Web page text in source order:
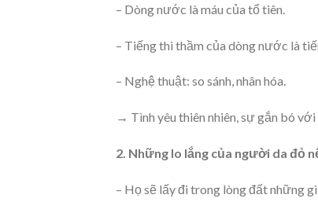
– Dòng nước là máu của tổ tiên.
– Tiếng thì thầm của dòng nước là
– Nghệ thuật: so sánh, nhân hóa.
→ Tình yêu thiên nhiên, sự gắn bó
2. Những lo lắng của người da đỏ
– Họ sẽ lấy đi trong lòng đất những gì